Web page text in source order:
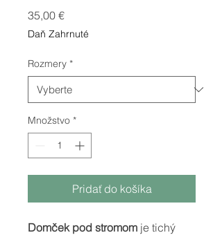
35,00 €Price
Daň Zahrnuté
Rozmery *
Množstvo *
Pridať do košíka
Domček pod stromom je tichý